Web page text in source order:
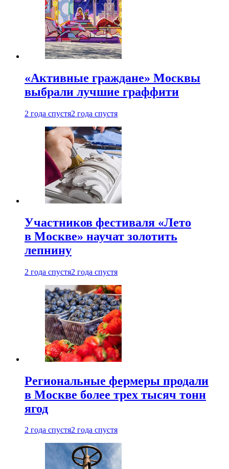
«Активные граждане» Москвы
выбрали лучшие граффити
2 года спустя2 года спустя
Участников фестиваля «Лето
в Москве» научат золотить
лепнину
2 года спустя2 года спустя
Региональные фермеры продали
в Москве более трех тысяч тонн
ягод
2 года спустя2 года спустя